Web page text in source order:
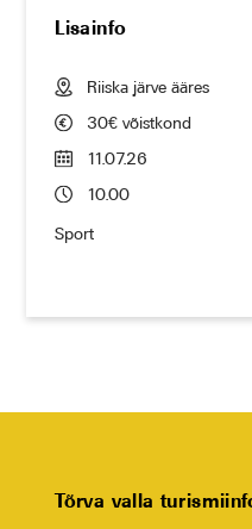
Lisainfo
Riiska järve ääres
30€ võistkond
11.07.26
10.00
Sport
Tõrva valla